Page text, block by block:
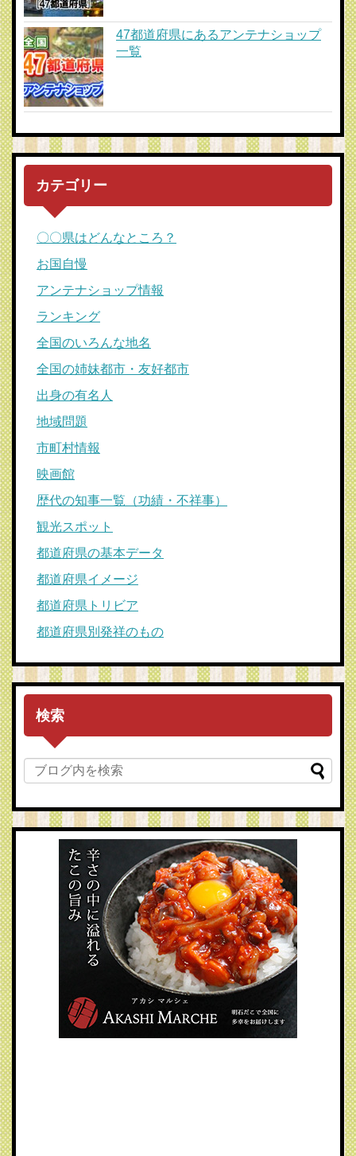
47都道府県にあるアンテナショップ
一覧
カテゴリー
〇〇県はどんなところ？
お国自慢
アンテナショップ情報
ランキング
全国のいろんな地名
全国の姉妹都市・友好都市
出身の有名人
地域問題
市町村情報
映画館
歴代の知事一覧（功績・不祥事）
観光スポット
都道府県の基本データ
都道府県イメージ
都道府県トリビア
都道府県別発祥のもの
検索